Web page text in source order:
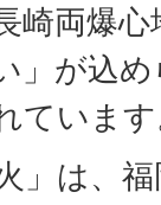
崎両爆
」が込
ていま
」は、